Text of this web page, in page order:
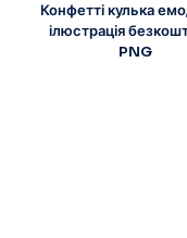
Конфетті кулька
ілюстрація
PNG